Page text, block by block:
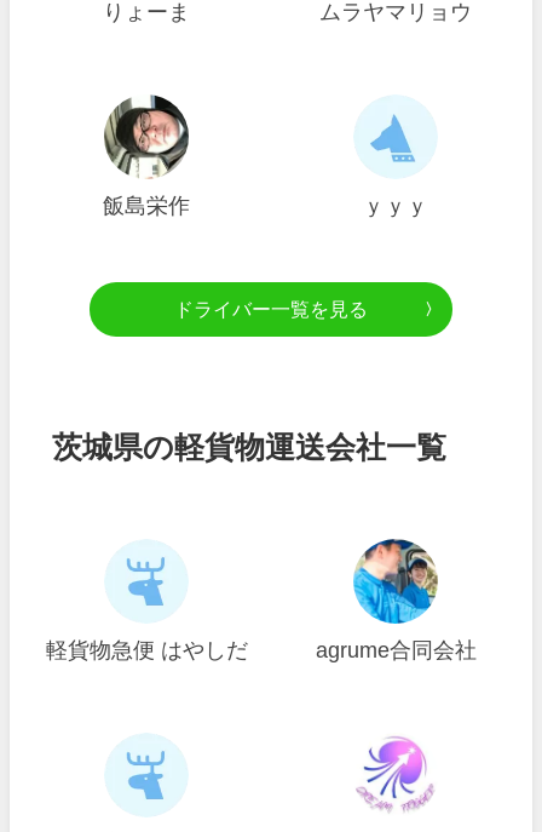
りょーま ムラヤマリョウ
飯島栄作 ｙｙｙ
ドライバー一覧を見る
茨城県の軽貨物運送会社一覧
軽貨物急便 はやしだ agrume合同会社